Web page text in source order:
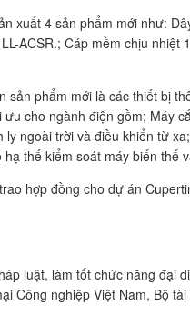
xuất 4 sản phẩm mới như:
ACSR.; Cáp mềm chịu nhiệt
sản phẩm mới là các thiết bị
cho ngành điện gồm; Máy
ly ngoài trời và điều khiển từ
thế kiểm soát máy biến thế
hợp đồng cho dự án
luật, làm tốt chức năng đại
Công nghiệp Việt Nam, Bộ